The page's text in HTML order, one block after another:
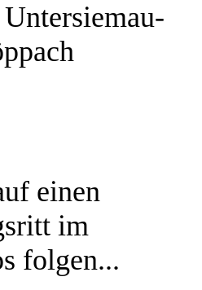
einen
im
folgen...